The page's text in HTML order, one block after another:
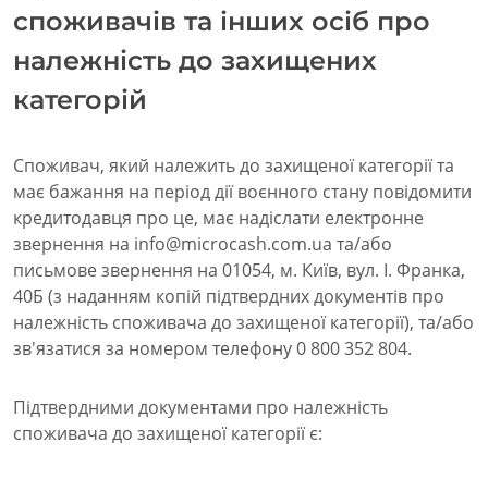
споживачів та інших осіб про
належність до захищених
категорій
Споживач, який належить до захищеної категорії та
має бажання на період дії воєнного стану повідомити
кредитодавця про це, має надіслати електронне
звернення на info@microcash.com.ua та/або
письмове звернення на 01054, м. Київ, вул. І. Франка,
40Б (з наданням копій підтвердних документів про
належність споживача до захищеної категорії), та/або
зв'язатися за номером телефону 0 800 352 804.
Підтвердними документами про належність
споживача до захищеної категорії є: